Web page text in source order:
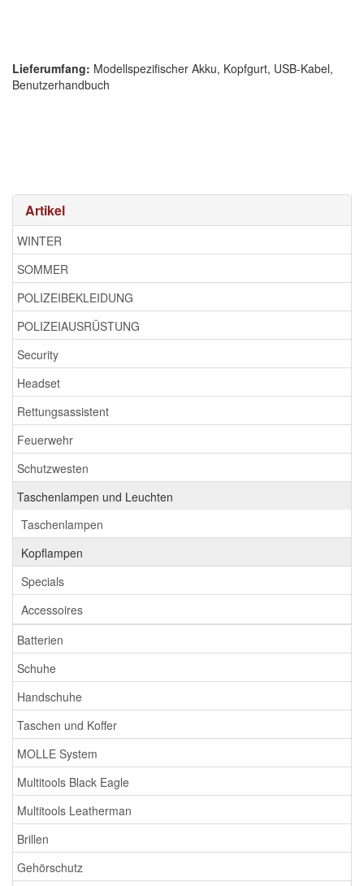
Artikel
WINTER
SOMMER
POLIZEIBEKLEIDUNG
POLIZEIAUSRÜSTUNG
Security
Headset
Rettungsassistent
Feuerwehr
Schutzwesten
Taschenlampen und Leuchten
Taschenlampen
Kopflampen
Specials
Accessoires
Batterien
Schuhe
Handschuhe
Taschen und Koffer
MOLLE System
Multitools Black Eagle
Multitools Leatherman
Brillen
Gehörschutz
Lieferumfang: Modellspezifischer Akku, Kopfgurt, USB-Kabel,
Benutzerhandbuch